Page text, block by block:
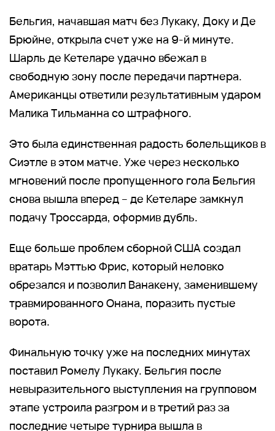
Бельгия, начавшая матч без Лукаку, Доку и Де
Брюйне, открыла счет уже на 9-й минуте.
Шарль де Кетеларе удачно вбежал в
свободную зону после передачи партнера.
Американцы ответили результативным ударом
Малика Тильманна со штрафного.
Это была единственная радость болельщиков в
Сиэтле в этом матче. Уже через несколько
мгновений после пропущенного гола Бельгия
снова вышла вперед – де Кетеларе замкнул
подачу Троссарда, оформив дубль.
Еще больше проблем сборной США создал
вратарь Мэттью Фрис, который неловко
обрезался и позволил Ванакену, заменившему
травмированного Онана, поразить пустые
ворота.
Финальную точку уже на последних минутах
поставил Ромелу Лукаку. Бельгия после
невыразительного выступления на групповом
этапе устроила разгром и в третий раз за
последние четыре турнира вышла в